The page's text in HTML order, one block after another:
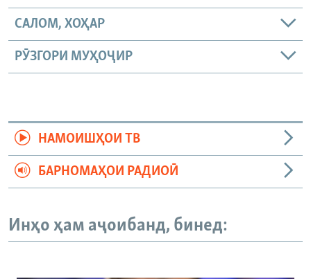
САЛОМ, ХОҲАР
РӮЗГОРИ МУҲОҶИР
НАМОИШҲОИ ТВ
БАРНОМАҲОИ РАДИОӢ
Инҳо ҳам аҷоибанд, бинед: